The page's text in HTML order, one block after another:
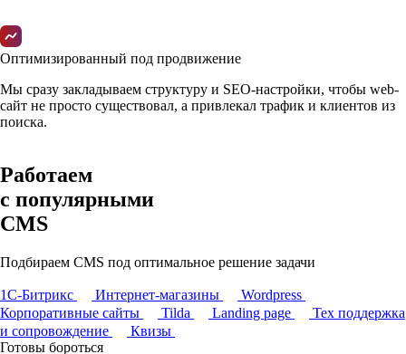
Оптимизированный под продвижение
Мы сразу закладываем структуру и SEO-настройки, чтобы web-
сайт не просто существовал, а привлекал трафик и клиентов из
поиска.
Работаем
с популярными
CMS
Подбираем CMS под оптимальное решение задачи
1С-Битрикс Интернет-магазины
Wordpress
Корпоративные сайты
Tilda Landing page
Тех поддержка
и сопровождение
Квизы
Готовы бороться